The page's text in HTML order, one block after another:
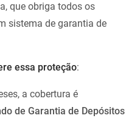
que obriga todos os
sistema de garantia de
essa proteção:
a cobertura é
de Garantia de Depósitos